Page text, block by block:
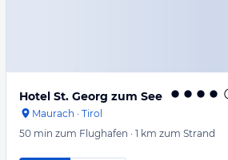
Hotel St. Georg zum See
Maurach · Tirol
50 min zum Flughafen · 1 km zum Strand